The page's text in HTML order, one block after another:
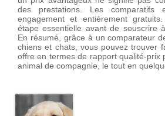
des prestations. Les
engagement et entièrement
étape essentielle avant de souscrire
En résumé, grâce à un comparateur
chiens et chats, vous pouvez trouver
offre en termes de rapport qualité-prix
animal de compagnie, le tout en